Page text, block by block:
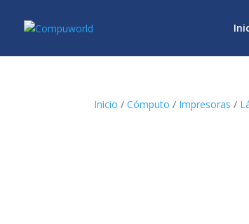
Inicio /Cómputo / Impresoras /